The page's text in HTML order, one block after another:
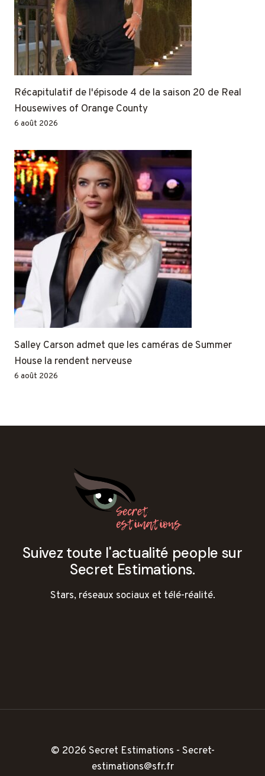
Récapitulatif de l'épisode 4 de la saison 20 de Real
Housewives of Orange County
6 août 2026
Salley Carson admet que les caméras de Summer
House la rendent nerveuse
6 août 2026
Suivez toute l'actualité people sur
Secret Estimations.
Stars, réseaux sociaux et télé-réalité.
© 2026 Secret Estimations - Secret-
estimations@sfr.fr